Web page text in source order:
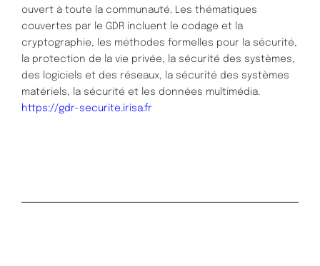
ouvert à toute la communauté. Les thématiques
couvertes par le GDR incluent le codage et la
cryptographie, les méthodes formelles pour la sécurité,
la protection de la vie privée, la sécurité des systèmes,
des logiciels et des réseaux, la sécurité des systèmes
matériels, la sécurité et les données multimédia.
https://gdr-securite.irisa.fr